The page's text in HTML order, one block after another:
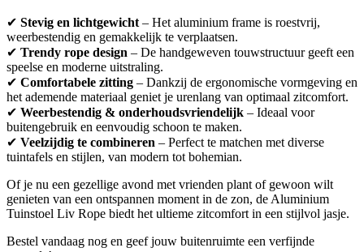
✔ Stevig en lichtgewicht – Het aluminium frame is roestvrij,
weerbestendig en gemakkelijk te verplaatsen.
✔ Trendy rope design – De handgeweven touwstructuur geeft een
speelse en moderne uitstraling.
✔ Comfortabele zitting – Dankzij de ergonomische vormgeving en
het ademende materiaal geniet je urenlang van optimaal zitcomfort.
✔ Weerbestendig & onderhoudsvriendelijk – Ideaal voor
buitengebruik en eenvoudig schoon te maken.
✔ Veelzijdig te combineren – Perfect te matchen met diverse
tuintafels en stijlen, van modern tot bohemian.
Of je nu een gezellige avond met vrienden plant of gewoon wilt
genieten van een ontspannen moment in de zon, de Aluminium
Tuinstoel Liv Rope biedt het ultieme zitcomfort in een stijlvol jasje.
Bestel vandaag nog en geef jouw buitenruimte een verfijnde